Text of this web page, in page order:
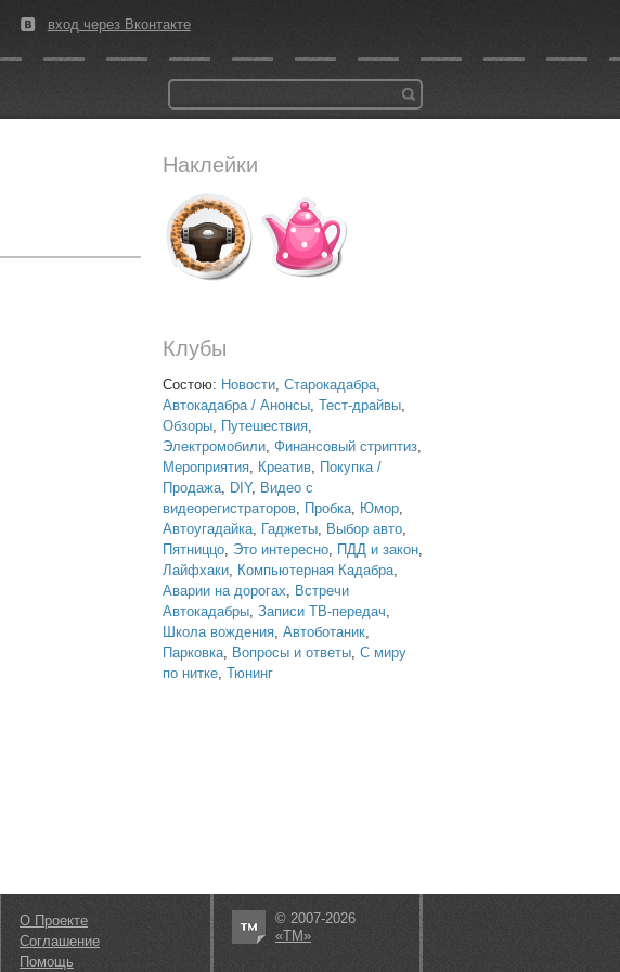
вход через Вконтакте
Наклейки
Клубы
Состою: Новости, Старокадабра,
Автокадабра / Анонсы, Тест-драйвы,
Обзоры, Путешествия,
Электромобили, Финансовый стриптиз,
Мероприятия, Креатив, Покупка /
Продажа, DIY, Видео с
видеорегистраторов, Пробка, Юмор,
Автоугадайка, Гаджеты, Выбор авто,
Пятниццо, Это интересно, ПДД и закон,
Лайфхаки, Компьютерная Кадабра,
Аварии на дорогах, Встречи
Автокадабры, Записи ТВ-передач,
Школа вождения, Автоботаник,
Парковка, Вопросы и ответы, С миру
по нитке, Тюнинг
О Проекте
Соглашение
Помощь
© 2007-2026
«ТМ»